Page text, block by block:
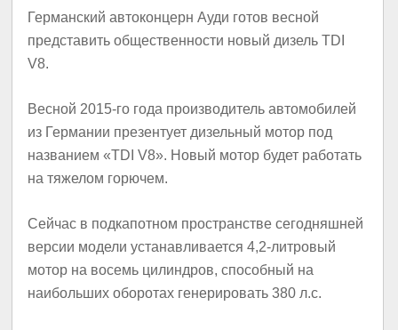
Германский автоконцерн Ауди готов весной
представить общественности новый дизель TDI
V8.
Весной 2015-го года производитель автомобилей
из Германии презентует дизельный мотор под
названием «TDI V8». Новый мотор будет работать
на тяжелом горючем.
Сейчас в подкапотном пространстве сегодняшней
версии модели устанавливается 4,2-литровый
мотор на восемь цилиндров, способный на
наибольших оборотах генерировать 380 л.с.